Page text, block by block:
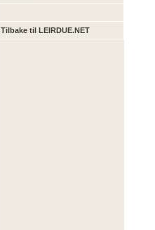
Tilbake til LEIRDUE.NET